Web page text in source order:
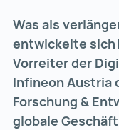
Was als
entwickelte sich
Vorreiter der
Infineon Austria
Forschung &
globale